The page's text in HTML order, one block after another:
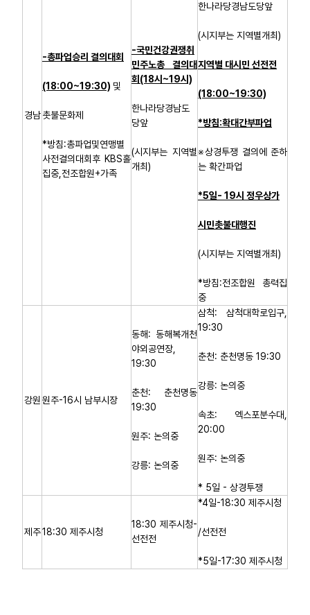
경남
-총파업승리 결의대회
(18:00~19:30) 및
촛불문화제
*방침:총파업및연맹별
사전결의대회후 KBS홀
집중,전조합원+가족
-국민건강권쟁취
민주노총 결의대
회(18시~19시)
한나라당경남도
당앞
(시지부는 지역별
개최)
한나라당경남도당앞
(시지부는 지역별개최)
지역별 대시민 선전전
(18:00~19:30)
*방침:확대간부파업
※상경투쟁 결의에 준하
는 확간파업
*5일- 19시 정우상가
시민촛불대행진
(시지부는 지역별개최)
*방침:전조합원 총력집
중
강원 원주-16시 남부시장
동해: 동해복개천
야외공연장,
19:30
춘천: 춘천명동
19:30
원주: 논의중
강릉: 논의중
삼척: 삼척대학로입구,
19:30
춘천: 춘천명동 19:30
강릉: 논의중
속초: 엑스포분수대,
20:00
원주: 논의중
* 5일 - 상경투쟁
제주18:30 제주시청
18:30 제주시청-
선전전
*4일-18:30 제주시청
/선전전
*5일-17:30 제주시청